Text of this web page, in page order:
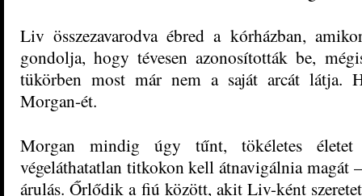
Liv összezavarodva ébred a kórházban,
gondolja, hogy tévesen azonosították be,
tükörben most már nem a saját arcát látja.
Morgan-ét.
Morgan mindig úgy tűnt, tökéletes
végeláthatatlan titkokon kell átnavigálnia magát
árulás. Őrlődik a fiú között, akit Liv-ként